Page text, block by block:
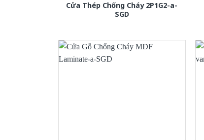
Cửa Thép Chống Cháy 2P1G2-a-
SGD